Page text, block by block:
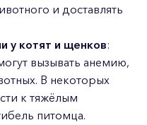
и доставлять
у котят и щенков:
вызывать анемию,
В некоторых
к тяжёлым
питомца.